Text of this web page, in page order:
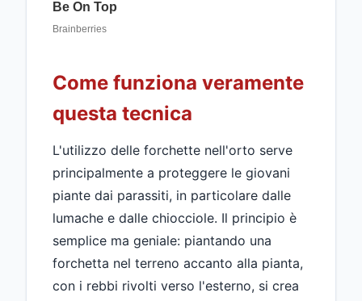
Come funziona veramente
questa tecnica
L'utilizzo delle forchette nell'orto serve
principalmente a proteggere le giovani
piante dai parassiti, in particolare dalle
lumache e dalle chiocciole. Il principio è
semplice ma geniale: piantando una
forchetta nel terreno accanto alla pianta,
con i rebbi rivolti verso l'esterno, si crea